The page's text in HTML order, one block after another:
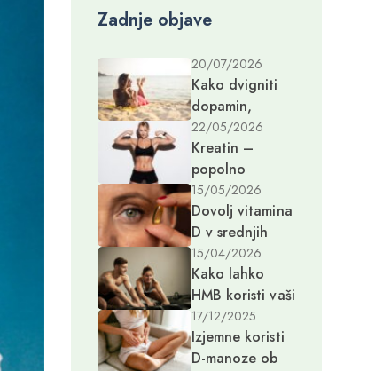
Zadnje objave
20/07/2026
Kako dvigniti
dopamin,
hormon sreče
in dobrega
počutja?
22/05/2026
Kreatin –
popolno
dopolnilo za
ženske v zrelih
letih
15/05/2026
Dovolj vitamina
D v srednjih
letih preprečuje
demenco
desetletja
kasneje
15/04/2026
Kako lahko
HMB koristi vaši
mišični in kostni
masi in s tem
zdravju
17/12/2025
Izjemne koristi
D-manoze ob